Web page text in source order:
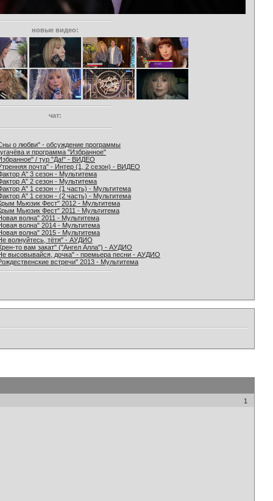
новые видео:
чат:
о любви" - обсуждение программы
и программа "Избранное"
/ тур "Да!" - ВИДЕО
почта" - Интер (1, 2 сезон) - ВИДЕО
А" 3 сезон - Мультитема
А" 2 сезон - Мультитема
А" 1 сезон - (1 часть) - Мультитема
А" 1 сезон - (2 часть) - Мультитема
Мьюзик Фест" 2012 - Мультитема
Мьюзик Фест" 2011 - Мультитема
волна" 2011 - Мультитема
волна" 2014 - Мультитема
волна" 2015 - Мультитема
волнуйтесь, тётя" - АУДИО
то вам закат" ("Ангел Алла") - АУДИО
высовывайся, дочка" - премьера песни - АУДИО
встречи" 2013 - Мультитема
1